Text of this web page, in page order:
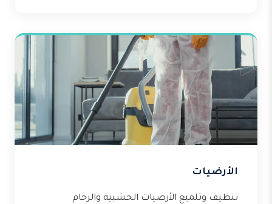
الأرضيات
تنظيف وتلميع الأرضيات الخشبية والرخام